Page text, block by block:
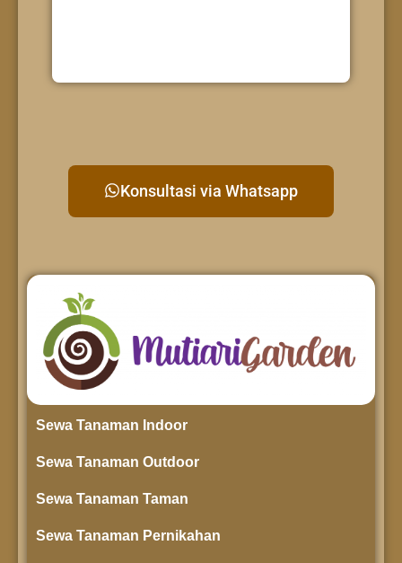
Konsultasi via Whatsapp
Sewa Tanaman Indoor
Sewa Tanaman Outdoor
Sewa Tanaman Taman
Sewa Tanaman Pernikahan